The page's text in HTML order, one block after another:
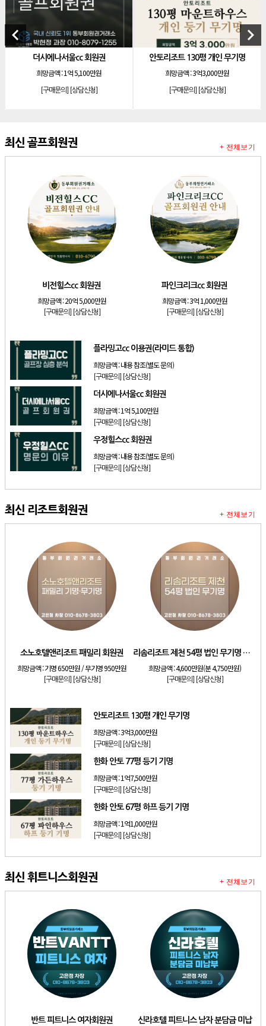
[리조트]한화리조트 스위트 회원제 무기명
[리조트]
[리조트]소노호텔앤리조트 로얄 회원제 기명
소노호텔앤리조트 로얄 회원제 기명
[리조트] 소노호텔앤리조트 스위트 등기 무기명
[리조트]소노호텔앤리조트 스위트 등기 기명
소노호텔앤리조트 이그제큐티브 무기명 회원제
아시아나cc 회원권
발리오스cc 회원권 종류
[리조트]소노호텔앤리조트 패밀리 등기 무기명
비전힐스cc 회원권
소노호텔앤리조트 패밀리 회원권
플라밍고cc 이용권(라미드 통합)
keyboard_arrow_left
안토리조트 130평 개인 무기명
희망금액 :3억3,000만원
[구매문의]
테디밸리cc 회원권 분
희망금액 :2억 5,000만원 / 5
[구매문의]
keyboard_arrow_right
최신 골프회원권
비전힐스cc 회원권
희망금액 :20억 5,000만원
[구매문의] [상담신청]
파인크리크cc 회원권
희망금액 :3억 1,000만원
[구매문의] [상담신청]
플라밍고cc 이용권(라미드 통합)
희망금액 :내용 참조(별도 문의)
[구매문의] [상담신청]
더시에나서울cc 회원권
희망금액 :1억 5,100만원
[구매문의] [상담신청]
우정힐스cc 회원권
희망금액 :내용 참조(별도 문의)
[구매문의] [상담신청]
+ 전체보기
최신 리조트회원권
소노호텔앤리조트 패밀리 회원권
희망금액 :기명 650만원 / 무기명 950만원
[구매문의] [상담신청]
리솜리조트 제천 54평 법인 무기명 회원제
희망금액 :4,600만원(분 4,750만원)
[구매문의] [상담신청]
안토리조트 130평 개인 무기명
희망금액 :3억3,000만원
[구매문의] [상담신청]
한화 안토 77평 등기 기명
희망금액 :1억7,500만원
[구매문의] [상담신청]
한화 안토 67평 하프 등기 기명
희망금액 :1억1,000만원
[구매문의] [상담신청]
+ 전체보기
최신 휘트니스회원권
반트 피트니스 여자회원권 신라호텔 피트니스 남자 분담금 미납
+ 전체보기